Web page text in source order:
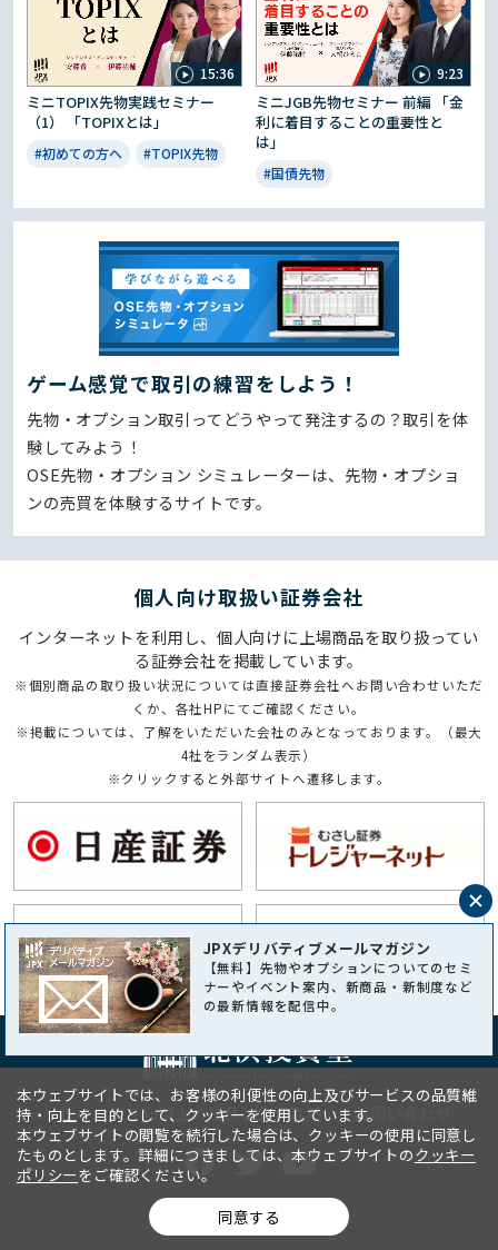
本ウェブサイトでは、お客様の利便性の向上及びサービスの品質維
持・向上を目的として、クッキーを使用しています。
本ウェブサイトの閲覧を続行した場合は、クッキーの使用に同意し
たものとします。詳細につきましては、本ウェブサイトのクッキー
ポリシーをご確認ください。
同意する
15:36
ミニTOPIX先物実践セミナー
（1） 「TOPIXとは」
#初めての方へ #TOPIX先物
9:23
ミニJGB先物セミナー 前編 「金
利に着目することの重要性と
は」
#国債先物
ゲーム感覚で取引の練習をしよう！
先物・オプション取引ってどうやって発注するの？取引を体
験してみよう！
OSE先物・オプション シミュレーターは、先物・オプショ
ンの売買を体験するサイトです。
個⼈向け取扱い証券会社
インターネットを利用し、個人向けに上場商品を取り扱ってい
る証券会社を掲載しています。
※個別商品の取り扱い状況については直接証券会社へお問い合わせいただ
くか、各社HPにてご確認ください。
※掲載については、了解をいただいた会社のみとなっております。（最大
4社をランダム表示）
※クリックすると外部サイトへ遷移します。
JPXデリバティブメールマガジン
【無料】先物やオプションについてのセミ
ナーやイベント案内、新商品・新制度など
の最新情報を配信中。
閉
じ
サイトのご利用上の注意と免責事項 お問い合わせ
© Osaka Exchange,Inc.